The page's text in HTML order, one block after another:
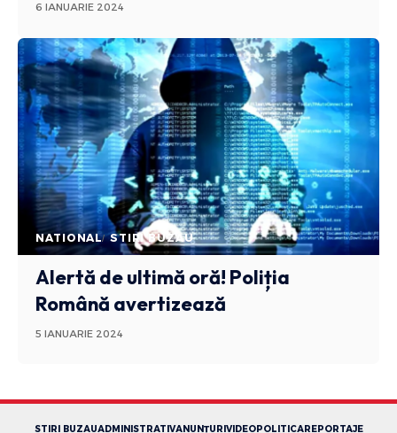
6 IANUARIE 2024
NATIONAL STIRI BUZAU
Alertă de ultimă oră! Poliția
Română avertizează
5 IANUARIE 2024
STIRI BUZAUADMINISTRATIVANUNȚURIVIDEOPOLITICAREPORTAJE